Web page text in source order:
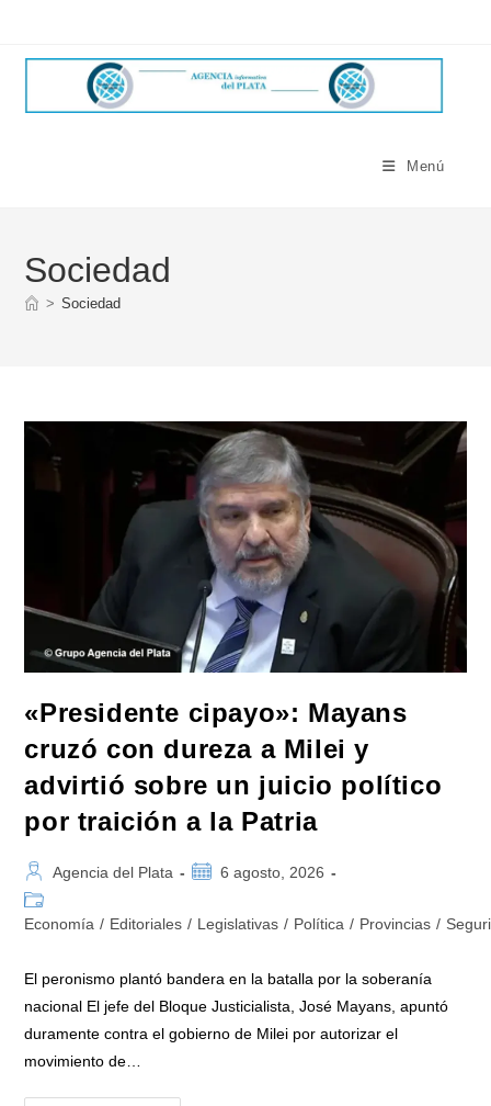
Menú
Sociedad
> Sociedad
«Presidente cipayo»: Mayans
cruzó con dureza a Milei y
advirtió sobre un juicio político
por traición a la Patria
Autor
de
la
Agencia del Plata
Publicación
la
6 agosto, 2026
Categoría
de
Economía / Editoriales / Legislativas / Política / Provincias /
El peronismo plantó bandera en la batalla por la soberanía
nacional El jefe del Bloque Justicialista, José Mayans, apuntó
duramente contra el gobierno de Milei por autorizar el
movimiento de…